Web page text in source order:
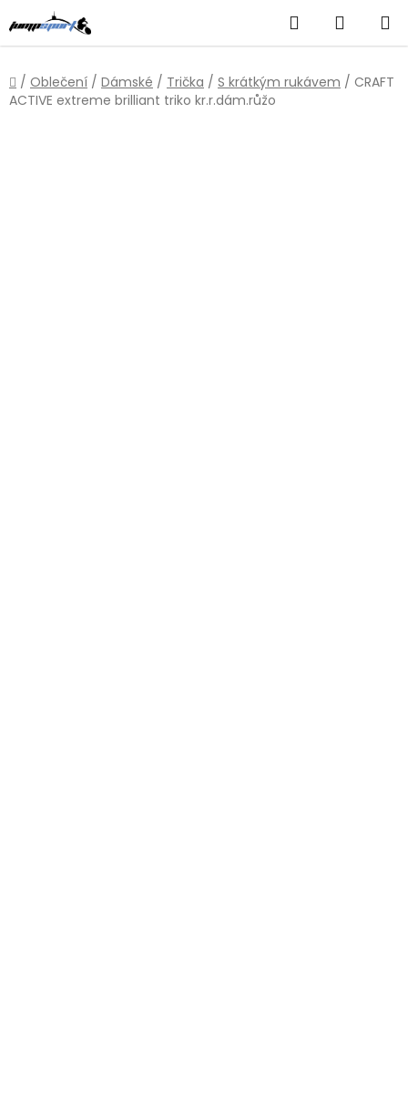
na
obsah
Hledat
KOŠÍK
Domů
/ Oblečení / Dámské / Trička / S krátkým rukávem / CRAFT
ACTIVE extreme brilliant triko kr.r.dám.růžo